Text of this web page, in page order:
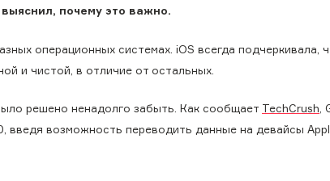
почему это важно.
операционных системах. iOS всегда подчеркивала,
и чистой, в отличие от остальных.
решено ненадолго забыть. Как сообщает TechCrush,
введя возможность переводить данные на девайсы